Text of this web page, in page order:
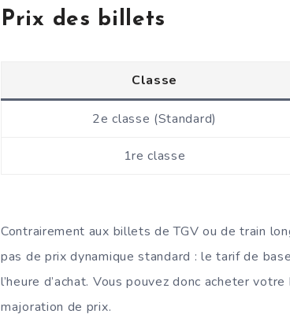
Prix des billets
Classe
2e classe (Standard)
1re classe
Contrairement aux billets de TGV ou de train
pas de prix dynamique standard : le tarif de
l’heure d’achat. Vous pouvez donc acheter
majoration de prix.